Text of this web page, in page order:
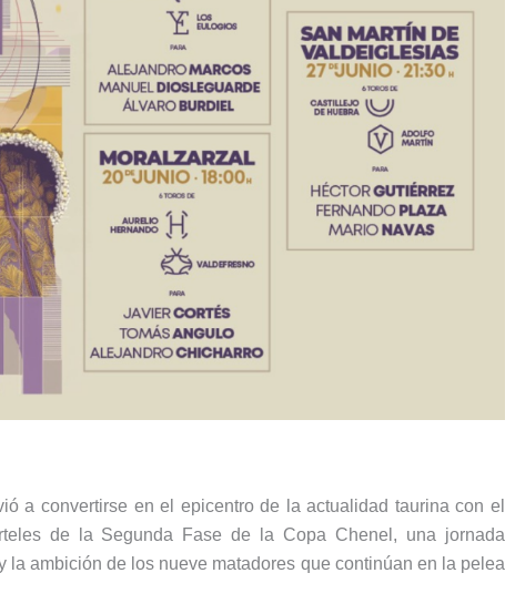
a convertirse en el epicentro de la actualidad taurina con el
de la Segunda Fase de la Copa Chenel , una jornada
la ambición de los nueve matadores que continúan en la pelea